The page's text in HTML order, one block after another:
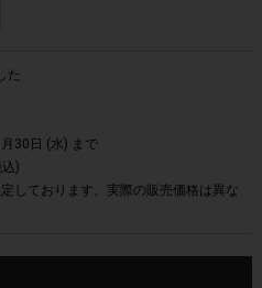
た
30日 (水) まで
)
しております。実際の販売価格は異な